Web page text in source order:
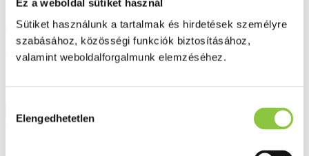
Ez a weboldal sütiket használ
Sütiket használunk a tartalmak és hirdetések személyre
szabásához, közösségi funkciók biztosításához,
valamint weboldalforgalmunk elemzéséhez.
kiválasztása
Elengedhetetlen
Gabriel frissítő szemcsepp 10 ml
2 159 Ft
Akció